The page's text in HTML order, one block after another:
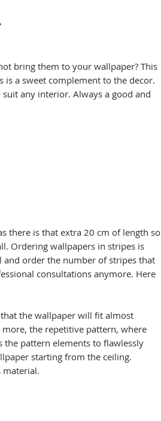
bring them to your wallpaper? This
a sweet complement to the decor.
any interior. Always a good and
there is that extra 20 cm of length so
Ordering wallpapers in stripes is
and order the number of stripes that
consultations anymore. Here
the wallpaper will fit almost
the repetitive pattern, where
the pattern elements to flawlessly
starting from the ceiling.
material.